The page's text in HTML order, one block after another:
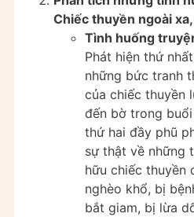
Chiếc thuyền ngoài
Tình huống
Phát hiện thứ
những bức tranh
của chiếc thuyền
đến bờ trong
thứ hai đầy phũ
sự thật về những
hữu chiếc thuyền
nghèo khổ, bị
bắt giam, bị lừa